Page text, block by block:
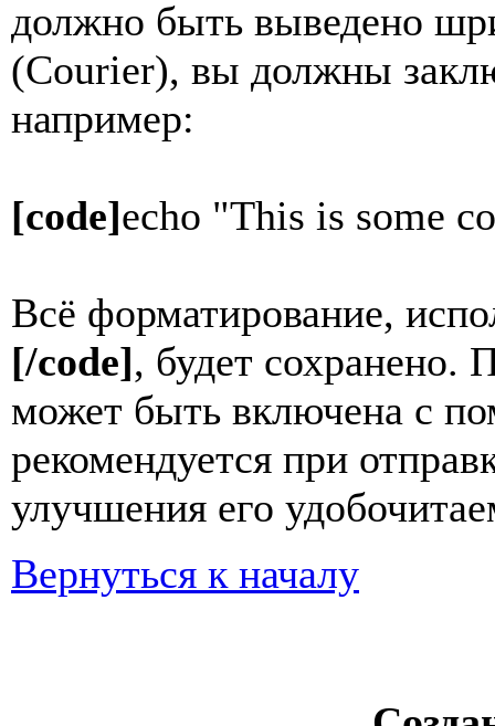
должно быть выведено
(Courier), вы должны
например:
[code]echo "This is some
Всё форматирование,
[/code], будет сохранено.
может быть включена с
рекомендуется при
улучшения его
Вернуться к началу